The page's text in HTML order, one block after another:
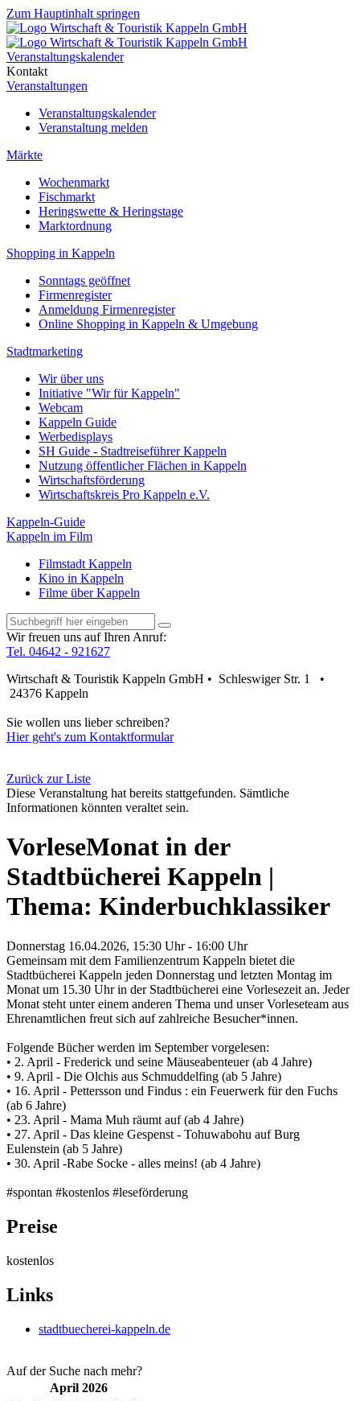
Zum Hauptinhalt springen
Veranstaltungskalender
Kontakt
Veranstaltungen
Veranstaltungskalender
Veranstaltung melden
Märkte
Wochenmarkt
Fischmarkt
Heringswette & Heringstage
Marktordnung
Shopping in Kappeln
Sonntags geöffnet
Firmenregister
Anmeldung Firmenregister
Online Shopping in Kappeln & Umgebung
Stadtmarketing
Wir über uns
Initiative "Wir für Kappeln"
Webcam
Kappeln Guide
Werbedisplays
SH Guide - Stadtreiseführer Kappeln
Nutzung öffentlicher Flächen in Kappeln
Wirtschaftsförderung
Wirtschaftskreis Pro Kappeln e.V.
Kappeln-Guide
Kappeln im Film
Filmstadt Kappeln
Kino in Kappeln
Filme über Kappeln
Wir freuen uns auf Ihren Anruf:
Tel. 04642 - 921627
Wirtschaft & Touristik Kappeln GmbH • Schleswiger Str. 1 •
24376 Kappeln
Sie wollen uns lieber schreiben?
Hier geht's zum Kontaktformular
Zurück zur Liste
Diese Veranstaltung hat bereits stattgefunden. Sämtliche
Informationen könnten veraltet sein.
VorleseMonat in der
Stadtbücherei Kappeln |
Thema: Kinderbuchklassiker
Donnerstag 16.04.2026, 15:30 Uhr - 16:00 Uhr
Gemeinsam mit dem Familienzentrum Kappeln bietet die
Stadtbücherei Kappeln jeden Donnerstag und letzten Montag im
Monat um 15.30 Uhr in der Stadtbücherei eine Vorlesezeit an. Jeder
Monat steht unter einem anderen Thema und unser Vorleseteam aus
Ehrenamtlichen freut sich auf zahlreiche Besucher*innen.
Folgende Bücher werden im September vorgelesen:
• 2. April - Frederick und seine Mäuseabenteuer (ab 4 Jahre)
• 9. April - Die Olchis aus Schmuddelfing (ab 5 Jahre)
• 16. April - Pettersson und Findus : ein Feuerwerk für den Fuchs
(ab 6 Jahre)
• 23. April - Mama Muh räumt auf (ab 4 Jahre)
• 27. April - Das kleine Gespenst - Tohuwabohu auf Burg
Eulenstein (ab 5 Jahre)
• 30. April -Rabe Socke - alles meins! (ab 4 Jahre)
#spontan #kostenlos #leseförderung
Preise
kostenlos
Links
stadtbuecherei-kappeln.de
Auf der Suche nach mehr?
April 2026